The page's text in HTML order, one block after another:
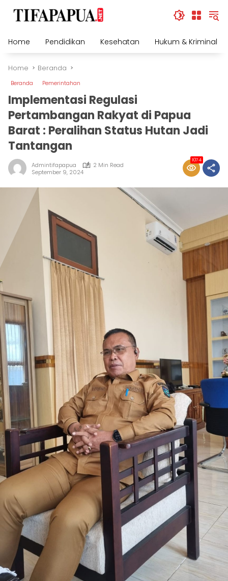
Home
Pendidikan Kesehatan Hukum & Kriminal
Home Beranda
Beranda Pemerintahan
Implementasi Regulasi
Pertambangan Rakyat di Papua
Barat : Peralihan Status Hutan Jadi
Tantangan
Admintifapapua
2 Min Read
September 9, 2024
1074